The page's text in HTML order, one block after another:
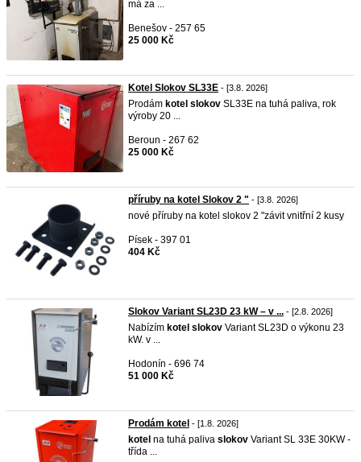
má za ...
Benešov - 257 65
25 000 Kč
Kotel Slokov SL33E - [3.8. 2026]
Prodám kotel slokov SL33E na tuhá paliva, rok
výroby 20 ...
Beroun - 267 62
25 000 Kč
příruby na kotel Slokov 2 " - [3.8. 2026]
nové příruby na kotel slokov 2 "závit vnitřní 2 kusy
Písek - 397 01
404 Kč
Slokov Variant SL23D 23 kW – v ... - [2.8. 2026]
Nabízím kotel slokov Variant SL23D o výkonu 23
kW. v ...
Hodonín - 696 74
51 000 Kč
Prodám kotel - [1.8. 2026]
kotel na tuhá paliva slokov Variant SL 33E 30KW -
třída ...